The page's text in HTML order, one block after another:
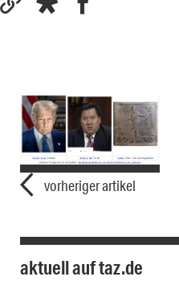
vorheriger artikel
aktuell auf taz.de